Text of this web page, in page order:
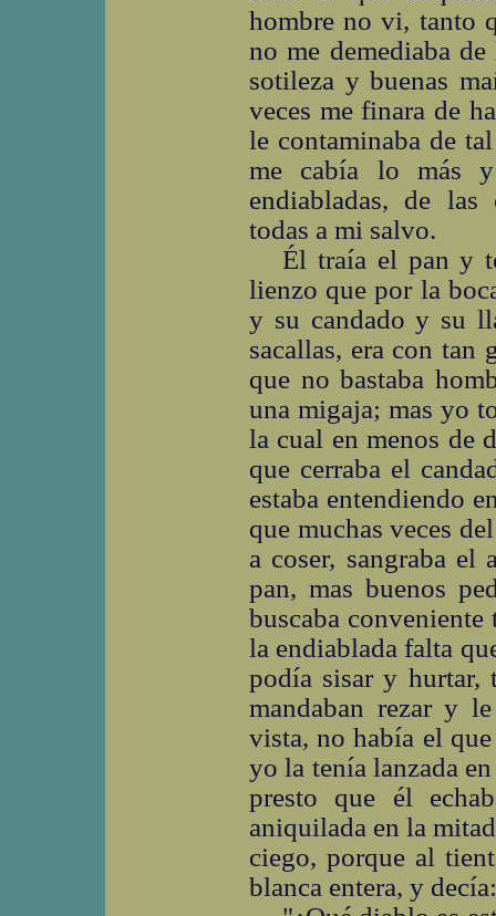
hombre no vi, tanto
no me demediaba
sotileza y buenas
veces me finara de
le contaminaba de
me cabía lo más
endiabladas, de las
todas a mi salvo.
Él traía el pan y
lienzo que por la
y su candado y su
sacallas, era con
que no bastaba
una migaja; mas yo
la cual en menos de
que cerraba el
estaba entendiendo
que muchas veces
a coser, sangraba el
pan, mas buenos
buscaba conveniente
la endiablada falta
podía sisar y hurtar,
mandaban rezar y
vista, no había el
yo la tenía lanzada
presto que él
aniquilada en la
ciego, porque al
blanca entera, y decía: